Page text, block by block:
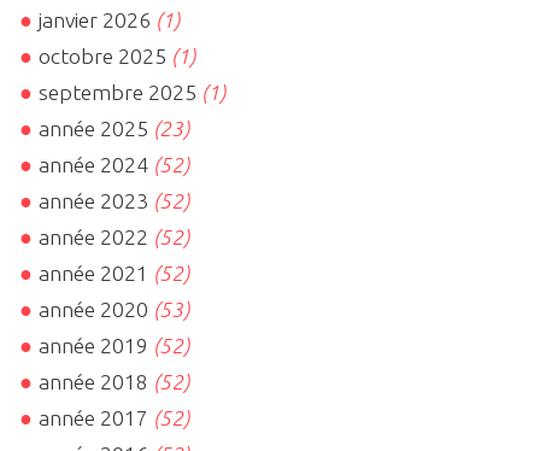
janvier 2026 (1)
octobre 2025 (1)
septembre 2025 (1)
année 2025 (23)
année 2024 (52)
année 2023 (52)
année 2022 (52)
année 2021 (52)
année 2020 (53)
année 2019 (52)
année 2018 (52)
année 2017 (52)